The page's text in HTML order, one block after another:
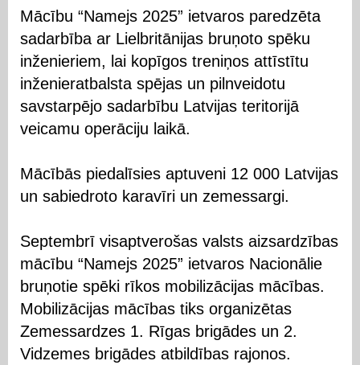
Mācību “Namejs 2025” ietvaros paredzēta
sadarbība ar Lielbritānijas bruņoto spēku
inženieriem, lai kopīgos treniņos attīstītu
inženieratbalsta spējas un pilnveidotu
savstarpējo sadarbību Latvijas teritorijā
veicamu operāciju laikā.
Mācībās piedalīsies aptuveni 12 000 Latvijas
un sabiedroto karavīri un zemessargi.
Septembrī visaptverošas valsts aizsardzības
mācību “Namejs 2025” ietvaros Nacionālie
bruņotie spēki rīkos mobilizācijas mācības.
Mobilizācijas mācības tiks organizētas
Zemessardzes 1. Rīgas brigādes un 2.
Vidzemes brigādes atbildības rajonos.